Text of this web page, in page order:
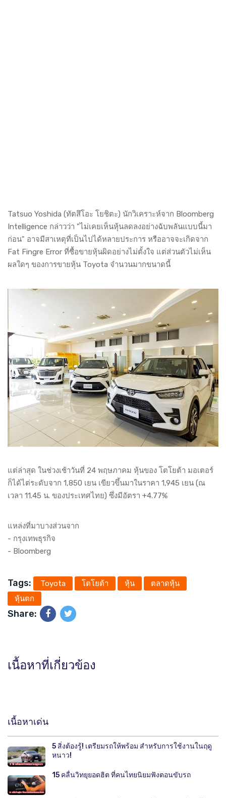
Tatsuo Yoshida (ทัตสึโอะ โยชิตะ) นักวิเคราะห์จาก Bloomberg
Intelligence กล่าวว่า "ไม่เคยเห็นหุ้นลดลงอย่างฉับพลันแบบนี้มา
ก่อน" อาจมีสาเหตุที่เป็นไปได้หลายประการ หรืออาจจะเกิดจาก
Fat Fingre Error ที่ซื้อขายหุ้นผิดอย่างไม่ตั้งใจ แต่ส่วนตัวไม่เห็น
ผลใดๆ ของการขายหุ้น Toyota จำนวนมากขนาดนี้
แต่ล่าสุด ในช่วงเช้าวันที่ 24 พฤษภาคม หุ้นของ โตโยต้า มอเตอร์
ก็ได้ไต่ระดับจาก 1,850 เยน เขียวขึ้นมาในราคา 1,945 เยน (ณ
เวลา 11.45 น. ของประเทศไทย) ซึ่งมีอัตรา +4.77%
แหล่งที่มาบางส่วนจาก
- กรุงเทพธุรกิจ
- Bloomberg
Tags: Toyota โตโยต้า หุ้น
ตลาดหุ้น
หุ้นตก
Share:
เนื้อหาที่เกี่ยวข้อง
เนื้อหาเด่น
5 สิ่งต้องรู้! เตรียมรถให้พร้อม สำหรับการใช้งานในฤดู
หนาว!
15 คลื่นวิทยุยอดฮิต ที่คนไทยนิยมฟังตอนขับรถ